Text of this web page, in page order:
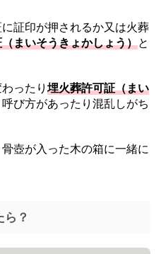
証印が押されるか又は火葬
まいそうきょかしょう）と
ったり 埋火葬許可証（まい
呼び方があったり混乱しがち
壺が入った木の箱に一緒に
？